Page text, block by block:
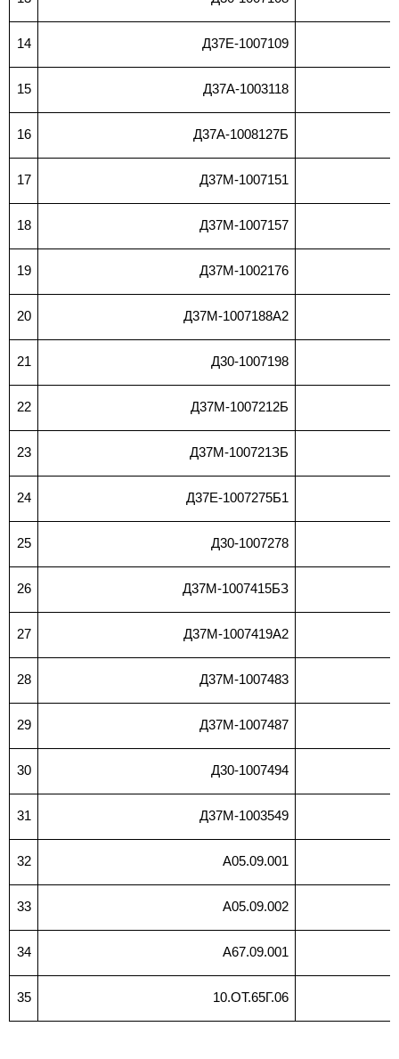
14 Д37Е-1007109
15 Д37А-1003118
16 Д37А-1008127Б
17 Д37М-1007151
18 Д37М-1007157
19 Д37М-1002176
20 Д37М-1007188А2
21 Д30-1007198
22 Д37М-1007212Б
23 Д37М-100721ЗБ
24 Д37Е-1007275Б1
25 Д30-1007278
26 Д37М-1007415БЗ
27 Д37М-1007419А2
28 Д37М-1007483
29 Д37М-1007487
30 Д30-1007494
31 Д37М-1003549
32 A05.09.001
33 А05.09.002
34 A67.09.001
35 10.ОТ.65Г.06